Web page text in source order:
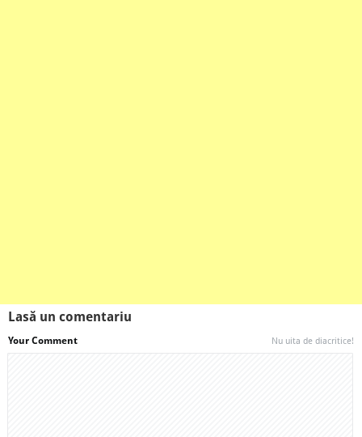
Lasă un comentariu
Your Comment Nu uita de diacritice!